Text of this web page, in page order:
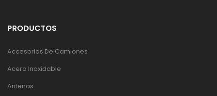
PRODUCTOS
Accesorios De Camiones
Acero Inoxidable
Antenas